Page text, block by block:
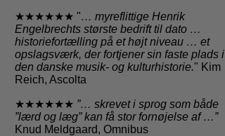
★★★★★★ "… myreflittige Henrik
Engelbrechts største bedrift til dato …
historiefortælling på et højt niveau … et
opslagsværk, der fortjener sin faste plads i
den danske musik- og kulturhistorie." Kim
Reich, Ascolta
★★★★★★ ”… skrevet i sprog som både
”lærd og læg” kan få stor fornøjelse af …”
Knud Meldgaard, Omnibus